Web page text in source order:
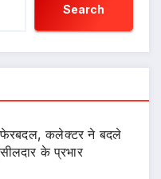
Search
फेरबदल, कलेक्टर ने बदले
के प्रभार